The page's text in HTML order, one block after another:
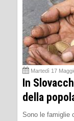
Martedì 17
In
della
Sono le famiglie